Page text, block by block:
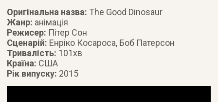
Оригінальна назва: The Good Dinosaur
Жанр: анімація
Режисер: Пітер Сон
Сценарій: Енріко Косароса, Боб Патерсон
Тривалість: 101хв
Країна: США
Рік випуску: 2015